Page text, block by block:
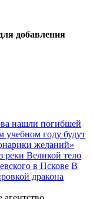
добавления
нашли погибшей
году будут
желаний»
реки Великой тело
в Пскове В
дракона